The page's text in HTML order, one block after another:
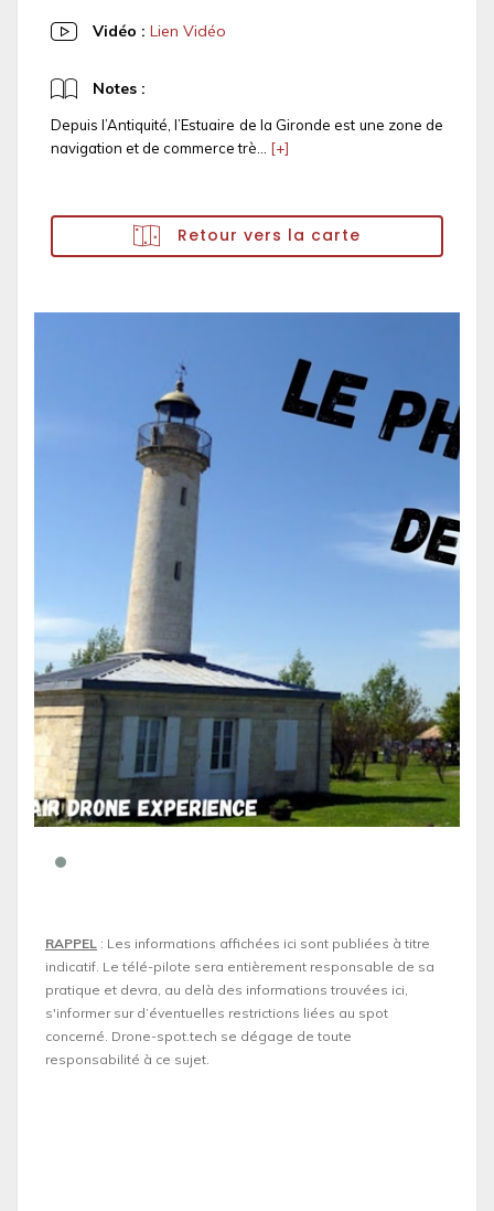
Vidéo : Lien Vidéo
Notes :
Depuis l’Antiquité, l’Estuaire de la Gironde est une zone de
navigation et de commerce trè... [+]
Retour vers la carte
RAPPEL : Les informations affichées ici sont publiées à titre
indicatif. Le télé-pilote sera entièrement responsable de sa
pratique et devra, au delà des informations trouvées ici,
s'informer sur d’éventuelles restrictions liées au spot
concerné. Drone-spot.tech se dégage de toute
responsabilité à ce sujet.